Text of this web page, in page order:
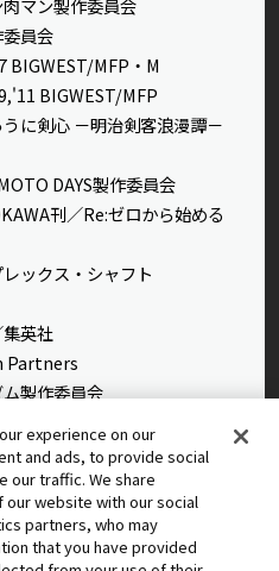
マン製作委員会
員会
MFP・M
BIGWEST/MFP
に剣心 －明治剣客浪漫譚－
DAYS製作委員会
刊／Re:ゼロから始める
ックス・シャフト
英社
Partners
製作委員会
：re製作委員会
・魔防隊広報部
レビ・サンライズ 2009
experience on our
and ads, to provide social
our traffic. We share
website with our social
partners, who may
that you have provided